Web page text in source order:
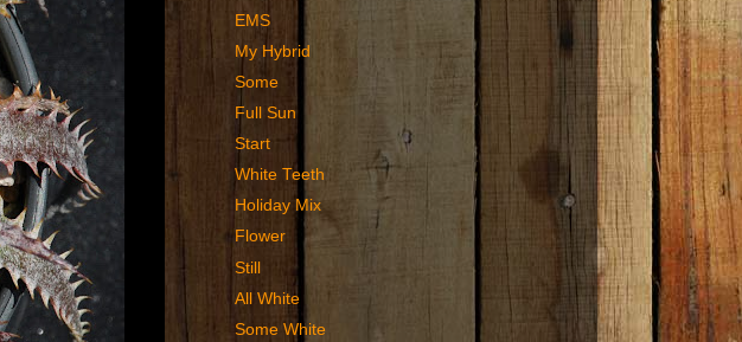
EMS
My Hybrid
Some
Full Sun
Start
White Teeth
Holiday Mix
Flower
Still
All White
Some White